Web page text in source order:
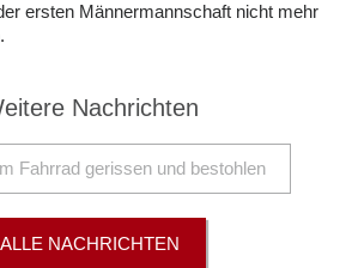
ersten Männermannschaft nicht mehr
Nachrichten
Fahrrad gerissen und bestohlen
ALLE NACHRICHTEN